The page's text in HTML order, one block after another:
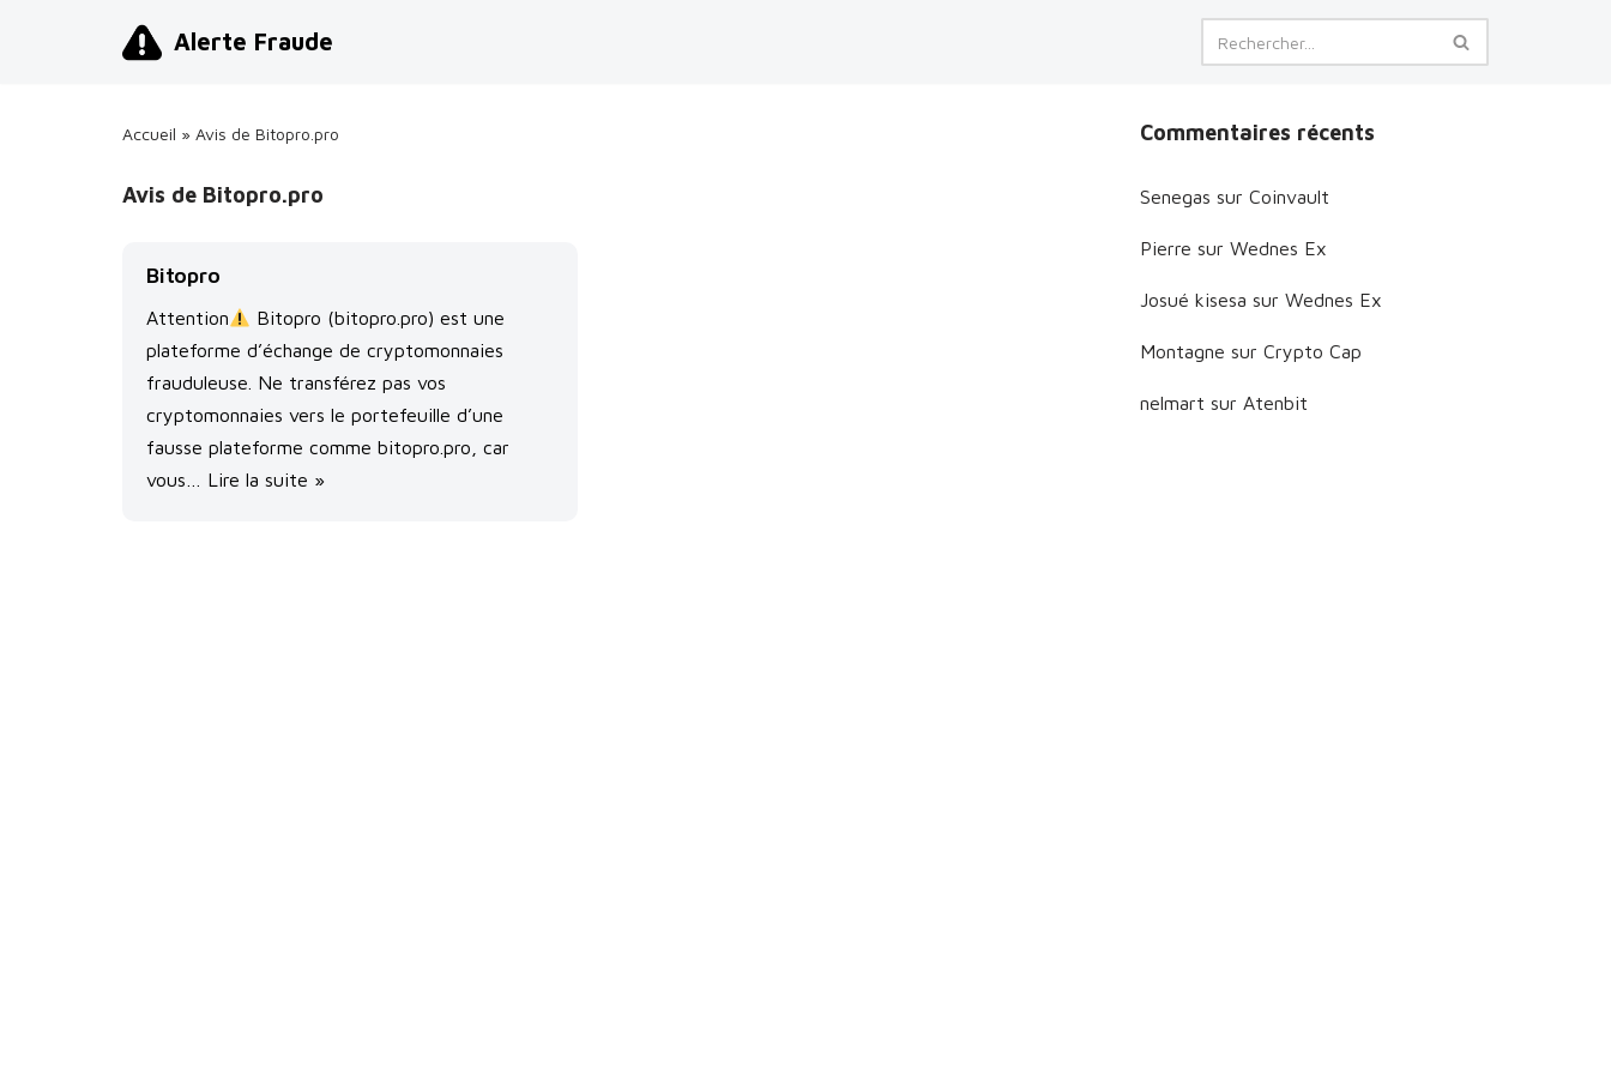
Alerte Fraude
Accueil » Avis de Bitopro.pro
Avis de Bitopro.pro
Bitopro
Attention
Bitopro (bitopro.pro) est une
plateforme d’échange de cryptomonnaies
frauduleuse. Ne transférez pas vos
cryptomonnaies vers le portefeuille d’une
fausse plateforme comme bitopro.pro, car
vous… Lire la suite »
Commentaires récents
Senegas sur Coinvault
Pierre sur Wednes Ex
Josué kisesa sur Wednes Ex
Montagne sur Crypto Cap
nelmart sur Atenbit